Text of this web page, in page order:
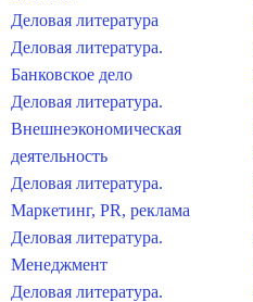
Деловая литература
Деловая литература.
Банковское дело
Деловая литература.
Внешнеэкономическая
деятельность
Деловая литература.
Маркетинг, PR, реклама
Деловая литература.
Менеджмент
Деловая литература.